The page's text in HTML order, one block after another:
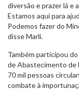
diversão e prazer lá e
Estamos aqui para
Podemos fazer do
disse Marli.
Também participou
de Abastecimento de
70 mil pessoas
combate à